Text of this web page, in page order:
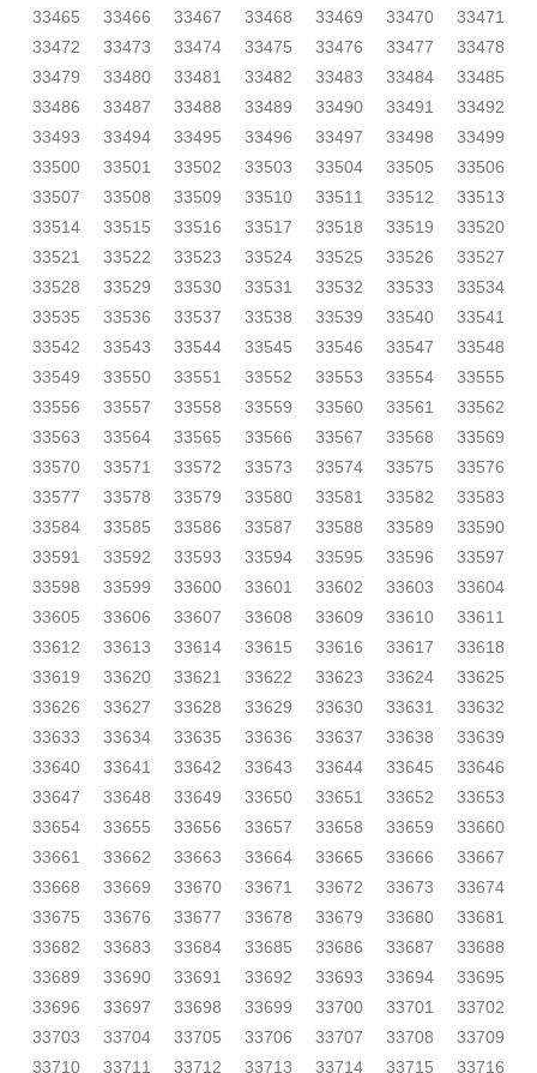
33465
33466 33467 33468 33469 33470
33471
33472
33473 33474 33475 33476 33477
33478
33479
33480 33481 33482 33483 33484
33485
33486
33487 33488 33489 33490 33491
33492
33493
33494 33495 33496 33497 33498
33499
33500
33501 33502 33503 33504 33505
33506
33507
33508 33509 33510 33511 33512
33513
33514
33515 33516 33517 33518 33519
33520
33521
33522 33523 33524 33525 33526
33527
33528
33529 33530 33531 33532 33533
33534
33535
33536 33537 33538 33539 33540
33541
33542
33543 33544 33545 33546 33547
33548
33549
33550 33551 33552 33553 33554
33555
33556
33557 33558 33559 33560 33561
33562
33563
33564 33565 33566 33567 33568
33569
33570
33571 33572 33573 33574 33575
33576
33577
33578 33579 33580 33581 33582
33583
33584
33585 33586 33587 33588 33589
33590
33591
33592 33593 33594 33595 33596
33597
33598
33599 33600 33601 33602 33603
33604
33605
33606 33607 33608 33609 33610
33611
33612
33613 33614 33615 33616 33617
33618
33619
33620 33621 33622 33623 33624
33625
33626
33627 33628 33629 33630 33631
33632
33633
33634 33635 33636 33637 33638
33639
33640
33641 33642 33643 33644 33645
33646
33647
33648 33649 33650 33651 33652
33653
33654
33655 33656 33657 33658 33659
33660
33661
33662 33663 33664 33665 33666
33667
33668
33669 33670 33671 33672 33673
33674
33675
33676 33677 33678 33679 33680
33681
33682
33683 33684 33685 33686 33687
33688
33689
33690 33691 33692 33693 33694
33695
33696
33697 33698 33699 33700 33701
33702
33703
33704 33705 33706 33707 33708
33709
33710
33711 33712 33713 33714 33715 33716